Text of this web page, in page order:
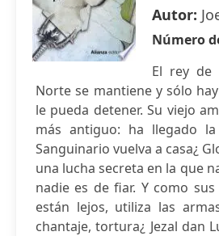
Autor:
Número
El rey de
Norte se mantiene y sólo
le pueda detener. Su viejo
más antiguo: ha llegado
Sanguinario vuelva a casa¿
una lucha secreta en la que
nadie es de fiar. Y como
están lejos, utiliza las
chantaje, tortura¿ Jezal dan